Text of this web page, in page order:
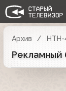
Архив НТН-
Рекламный